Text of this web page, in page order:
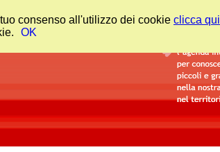
consenso all'utilizzo dei cookie clicca qui
OK